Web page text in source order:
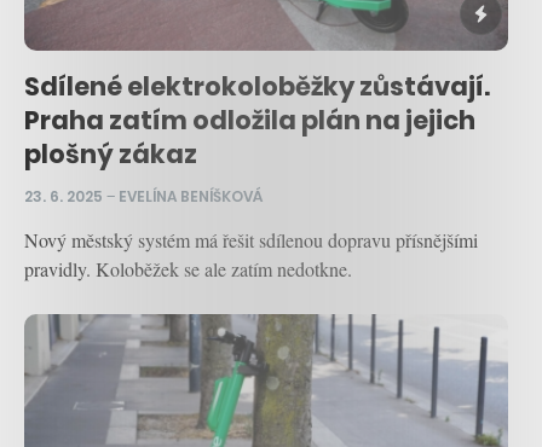
Sdílené elektrokoloběžky zůstávají.
Praha zatím odložila plán na jejich
plošný zákaz
23. 6. 2025 – EVELÍNA BENÍŠKOVÁ
Nový městský systém má řešit sdílenou dopravu přísnějšími
pravidly. Koloběžek se ale zatím nedotkne.